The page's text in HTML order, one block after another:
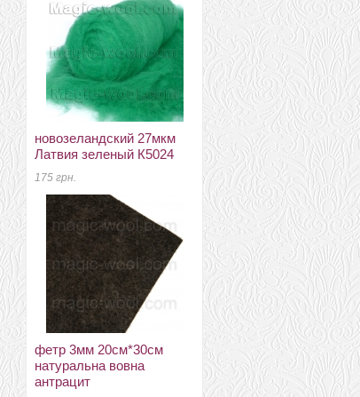
новозеландский 27мкм
Латвия зеленый К5024
175 грн.
фетр 3мм 20см*30см
натуральна вовна
антрацит
новозеландский 27мкм
Латвия дымчато-розовый
К4004
88 грн.
меринос 14.5мкм DHG
Италия леденец